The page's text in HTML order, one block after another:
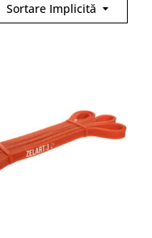
Sortare Implicită